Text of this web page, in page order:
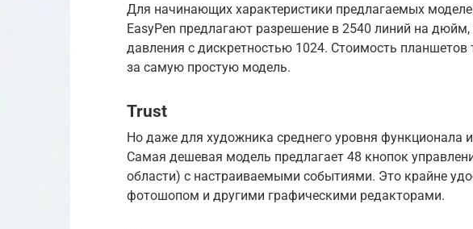
Для начинающих характеристики предлагаемых
EasyPen предлагают разрешение в 2540 линий на дюйм,
давления с дискретностью 1024. Стоимость планшетов
за самую простую модель.
Trust
Но даже для художника среднего уровня функционала
Самая дешевая модель предлагает 48 кнопок
области) с настраиваемыми событиями. Это крайне
фотошопом и другими графическими редакторами.